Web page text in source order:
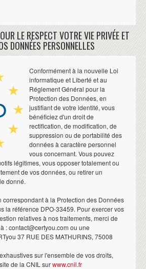
LE RESPECT VOTRE VIE PRIVÉE ET
DONNÉES PERSONNELLES
Conformément à la nouvelle Loi
informatique et Liberté et au
Réglement Général pour la
Protection des Données, en
justifiant de votre identité, vous
bénéficiez d'un droit de
rectification, de modification, de
suppression ou de portabilité des
données à caractère personnel
vous concernant. Vous pouvez
légitimes, vous opposer totalement ou
de vos données, ou retirer un
donné.
correspondant à la Protection des Données
la référence DPO-33459. Pour exercer vos
relatives à nos traitements, merci de
: contact@certyou.com ou une
37 RUE DES MATHURINS, 75008
sur l'ensemble de vos droits,
de la CNIL surwww.cnil.fr